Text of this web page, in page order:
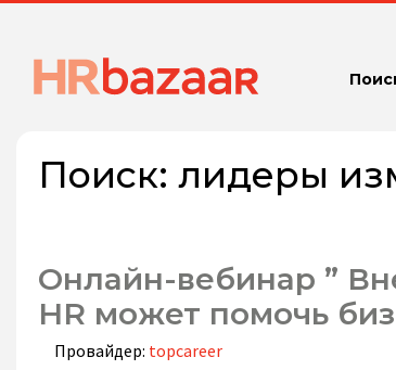
Поиск: лидеры
Онлайн-вебинар ”
HR может помочь
Провайдер: topcareer